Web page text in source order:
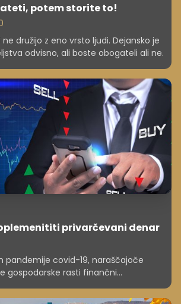
potem storite to!
ne družijo z eno vrsto ljudi. Dejansko je
odvisno, ali boste obogateli ali ne.
privarčevani denar
pandemije covid-19, naraščajoče
gospodarske rasti finančni